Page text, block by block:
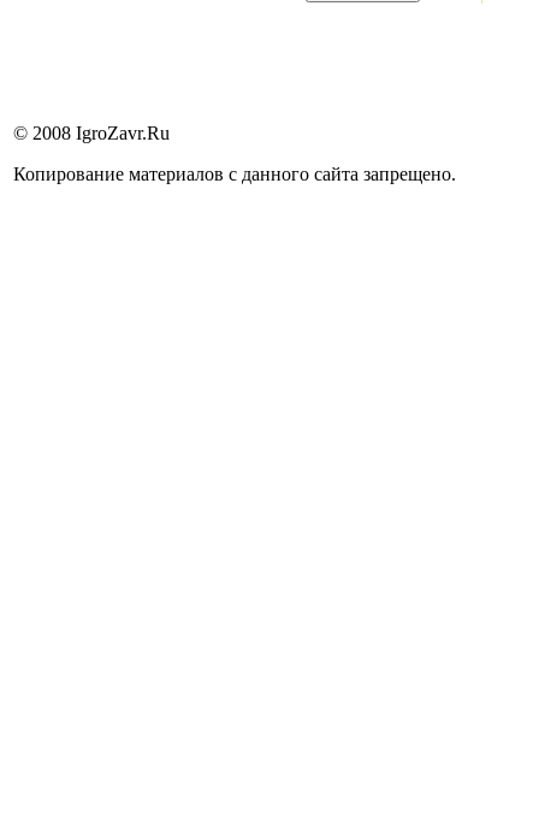
© 2008 IgroZavr.Ru
Копирование материалов с данного сайта запрещено.